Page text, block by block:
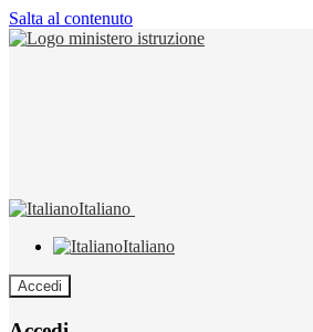
Salta al contenuto
Italiano
Italiano
Accedi